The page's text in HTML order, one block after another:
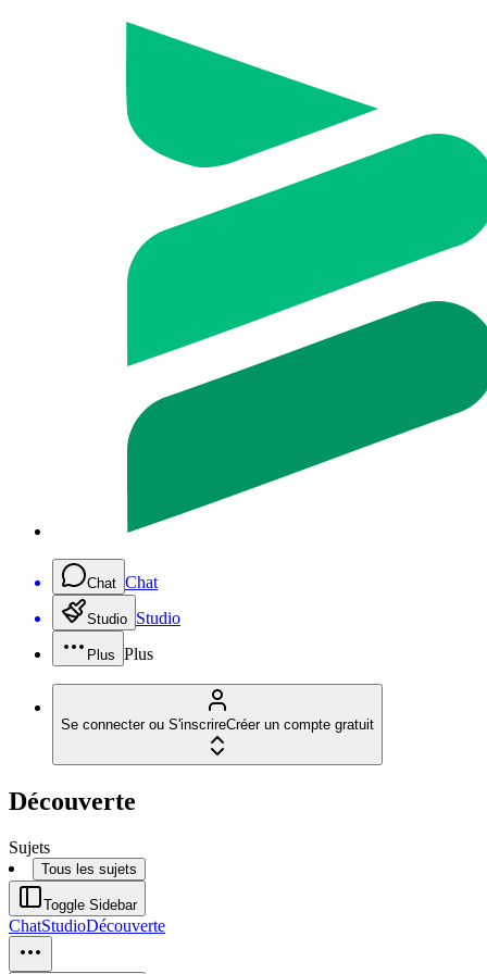
Chat Chat
Studio Studio
Plus Plus
Se connecter ou S'inscrireCréer un compte gratuit
Découverte
Sujets
Tous les sujets
Toggle Sidebar
ChatStudioDécouverte